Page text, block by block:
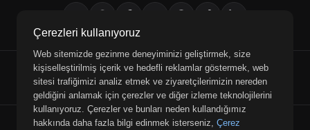
E-Mail WhatsApp Phone
© 2026 Retrobird — All rights reserved.
Çerezleri kullanıyoruz
Web sitemizde gezinme deneyiminizi geliştirmek, size
kişiselleştirilmiş içerik ve hedefli reklamlar göstermek, web
sitesi trafiğimizi analiz etmek ve ziyaretçilerimizin nereden
geldiğini anlamak için çerezler ve diğer izleme teknolojilerini
kullanıyoruz. Çerezler ve bunları neden kullandığımız
hakkında daha fazla bilgi edinmek isterseniz, Çerez